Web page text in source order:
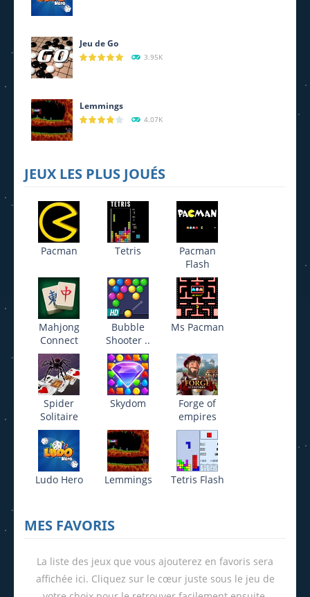
Jeu de Go
3.95K
Lemmings
4.07K
JEUX LES PLUS JOUÉS
Pacman Tetris
Pacman
Flash
Mahjong
Connect
Bubble
Shooter ..
Ms Pacman
Spider
Solitaire
Skydom
Forge of
empires
Ludo Hero Lemmings Tetris Flash
MES FAVORIS
La liste des jeux que vous ajouterez en favoris sera
affichée ici. Cliquez sur le cœur juste sous le jeu de